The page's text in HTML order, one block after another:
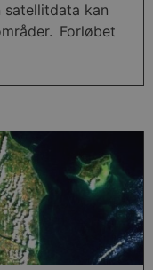
satellitdata kan
Forløbet